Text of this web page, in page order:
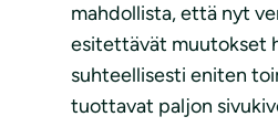
mahdollista, että nyt
esitettävät muutokset
suhteellisesti eniten
tuottavat paljon